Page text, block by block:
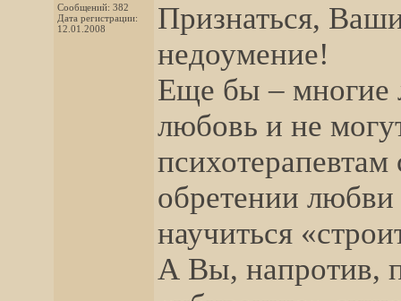
Сообщений: 382
Дата регистрации:
12.01.2008
Признаться,
недоумение!
Еще бы – многие
любовь и не
обретении
научиться
А Вы, напротив,